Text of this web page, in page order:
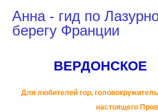
Анна - гид по
берегу Франции
ВЕРДОНСКОЕ
Для любителей гор,
настоящего